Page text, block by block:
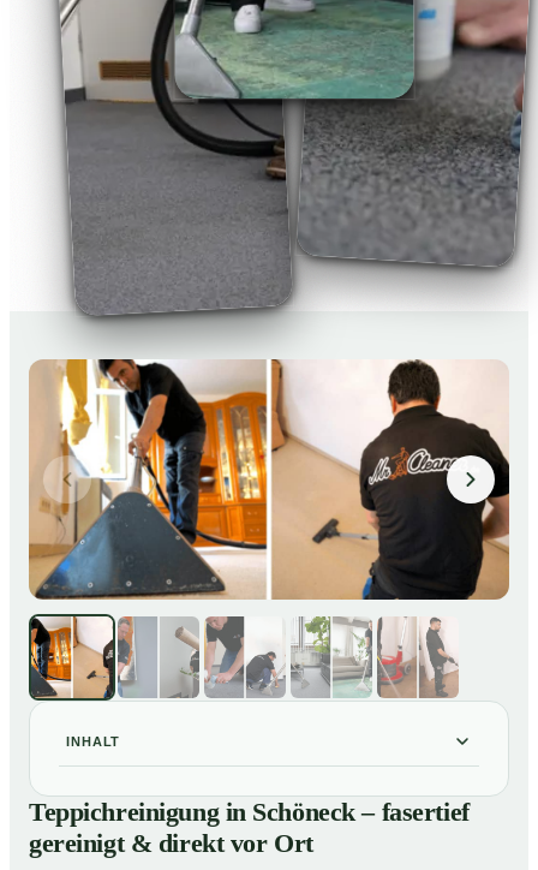
INHALT
01Teppichreinigung in Schöneck – fasertief gereinigt &
direkt vor Ort
Unsere Leistungen im Überblick
Teppichreinigung in Schöneck – fasertief
gereinigt & direkt vor Ort